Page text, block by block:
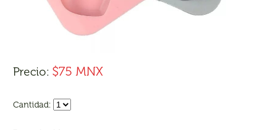
Precio: $75 MNX
Cantidad: